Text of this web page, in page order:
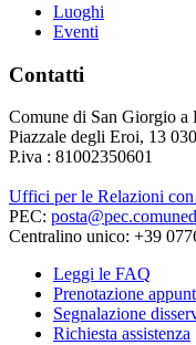
Luoghi
Eventi
Contatti
Comune di San Giorgio a
Piazzale degli Eroi, 13
P.iva : 81002350601
Uffici per le Relazioni
PEC:
Centralino unico: +39
Leggi le FAQ
Prenotazione
Segnalazione
Richiesta assistenza